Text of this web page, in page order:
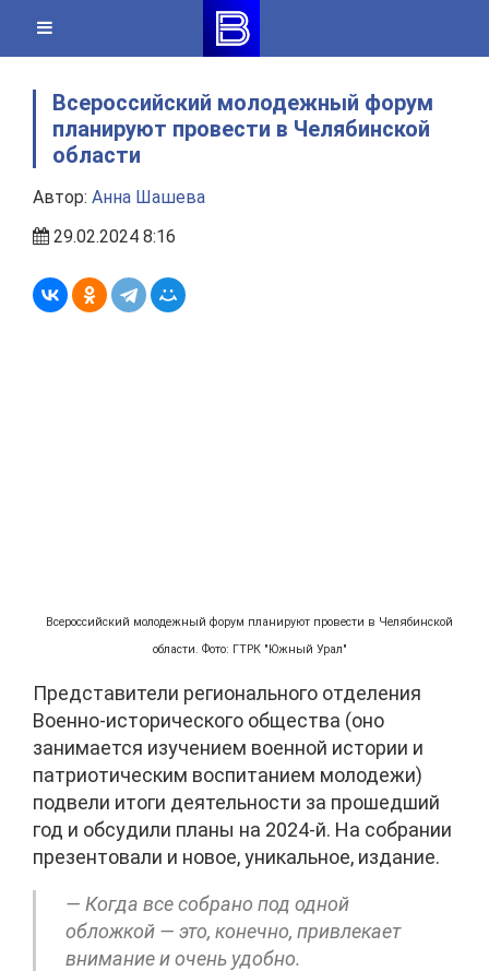
content
Всероссийский молодежный форум
планируют провести в Челябинской
области
Автор: Анна Шашева
29.02.2024 8:16
Всероссийский молодежный форум планируют провести в Челябинской
области. Фото: ГТРК "Южный Урал"
Представители регионального отделения
Военно-исторического общества (оно
занимается изучением военной истории и
патриотическим воспитанием молодежи)
подвели итоги деятельности за прошедший
год и обсудили планы на 2024-й. На собрании
презентовали и новое, уникальное, издание.
— Когда все собрано под одной
обложкой — это, конечно, привлекает
внимание и очень удобно.